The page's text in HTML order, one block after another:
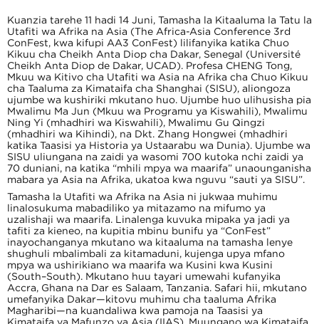
Kuanzia tarehe 11 hadi 14 Juni, Tamasha la Kitaaluma la Tatu la
Utafiti wa Afrika na Asia (The Africa-Asia Conference 3rd
ConFest, kwa kifupi AA3 ConFest) lilifanyika katika Chuo
Kikuu cha Cheikh Anta Diop cha Dakar, Senegal (Université
Cheikh Anta Diop de Dakar, UCAD). Profesa CHENG Tong,
Mkuu wa Kitivo cha Utafiti wa Asia na Afrika cha Chuo Kikuu
cha Taaluma za Kimataifa cha Shanghai (SISU), aliongoza
ujumbe wa kushiriki mkutano huo. Ujumbe huo ulihusisha pia
Mwalimu Ma Jun (Mkuu wa Programu ya Kiswahili), Mwalimu
Ning Yi (mhadhiri wa Kiswahili), Mwalimu Gu Qingzi
(mhadhiri wa Kihindi), na Dkt. Zhang Hongwei (mhadhiri
katika Taasisi ya Historia ya Ustaarabu wa Dunia). Ujumbe wa
SISU uliungana na zaidi ya wasomi 700 kutoka nchi zaidi ya
70 duniani, na katika “mhili mpya wa maarifa” unaounganisha
mabara ya Asia na Afrika, ukatoa kwa nguvu “sauti ya SISU”.
Tamasha la Utafiti wa Afrika na Asia ni jukwaa muhimu
linalosukuma mabadiliko ya mitazamo na mifumo ya
uzalishaji wa maarifa. Linalenga kuvuka mipaka ya jadi ya
tafiti za kieneo, na kupitia mbinu bunifu ya “ConFest”
inayochanganya mkutano wa kitaaluma na tamasha lenye
shughuli mbalimbali za kitamaduni, kujenga upya mfano
mpya wa ushirikiano wa maarifa wa Kusini kwa Kusini
(South–South). Mkutano huu tayari umewahi kufanyika
Accra, Ghana na Dar es Salaam, Tanzania. Safari hii, mkutano
umefanyika Dakar—kitovu muhimu cha taaluma Afrika
Magharibi—na kuandaliwa kwa pamoja na Taasisi ya